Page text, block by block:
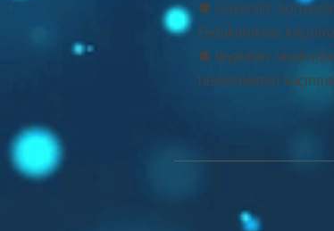
⚉ Güvenilir,
Fedakarlıktan
⚉ Başkaları
hissetmekten